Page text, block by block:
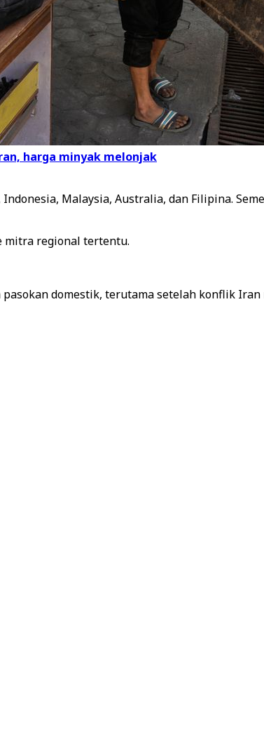
harga minyak melonjak
Malaysia, Australia, dan Filipina.
mitra regional tertentu.
domestik, terutama setelah konflik